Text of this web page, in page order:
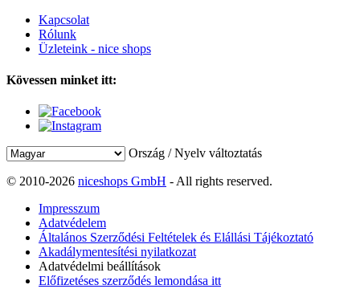
Kapcsolat
Rólunk
Üzleteink - nice shops
Kövessen minket itt:
Ország / Nyelv változtatás
© 2010-2026 niceshops GmbH - All rights reserved.
Impresszum
Adatvédelem
Általános Szerződési Feltételek és Elállási Tájékoztató
Akadálymentesítési nyilatkozat
Adatvédelmi beállítások
Előfizetéses szerződés lemondása itt